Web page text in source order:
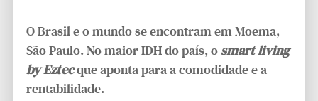
O Brasil e o mundo se encontram em Moema,
São Paulo. No maior IDH do país, o smart living
by Eztecque aponta para a comodidade e a
rentabilidade.